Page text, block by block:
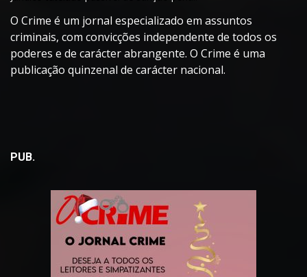
O Crime é um jornal especializado em assuntos
criminais, com convicções independente de todos os
poderes e de carácter abrangente. O Crime é uma
publicação quinzenal de carácter nacional.
PUB.